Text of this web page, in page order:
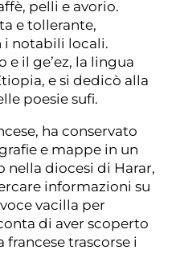
pelli e avorio.
e tollerante,
i notabili locali.
e il ge’ez, la lingua
e si dedicò alla
poesie sufi.
ha conservato
e mappe in un
nella diocesi di Harar,
informazioni su
vacilla per
di aver scoperto
francese trascorse i